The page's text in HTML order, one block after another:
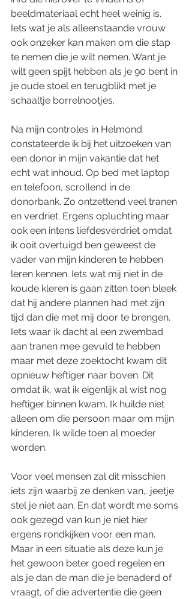
beeldmateriaal echt heel weinig is.
Iets wat je als alleenstaande vrouw
ook onzeker kan maken om die stap
te nemen die je wilt nemen. Want je
wilt geen spijt hebben als je 90 bent in
je oude stoel en terugblikt met je
schaaltje borrelnootjes.
Na mijn controles in Helmond
constateerde ik bij het uitzoeken van
een donor in mijn vakantie dat het
echt wat inhoud. Op bed met laptop
en telefoon, scrollend in de
donorbank. Zo ontzettend veel tranen
en verdriet. Ergens opluchting maar
ook een intens liefdesverdriet omdat
ik ooit overtuigd ben geweest de
vader van mijn kinderen te hebben
leren kennen. Iets wat mij niet in de
koude kleren is gaan zitten toen bleek
dat hij andere plannen had met zijn
tijd dan die met mij door te brengen.
Iets waar ik dacht al een zwembad
aan tranen mee gevuld te hebben
maar met deze zoektocht kwam dit
opnieuw heftiger naar boven. Dit
omdat ik, wat ik eigenlijk al wist nog
heftiger binnen kwam. Ik huilde niet
alleen om die persoon maar om mijn
kinderen. Ik wilde toen al moeder
worden.
Voor veel mensen zal dit misschien
iets zijn waarbij ze denken van,. jeetje
stel je niet aan. En dat wordt me soms
ook gezegd van kun je niet hier
ergens rondkijken voor een man.
Maar in een situatie als deze kun je
het gewoon beter goed regelen en
als je dan de man die je benaderd of
vraagt, of die advertentie die geen